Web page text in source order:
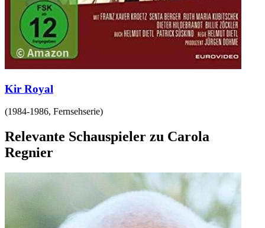
Kir Royal
(1984-1986, Fernsehserie)
Relevante Schauspieler zu Carola
Regnier